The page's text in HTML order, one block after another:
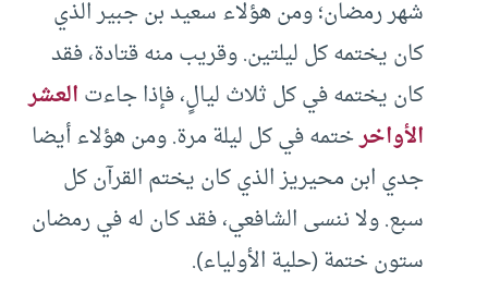
شهر رمضان؛ ومن هؤلاء سعيد بن جبير الذي
كان يختمه كل ليلتين. وقريب منه قتادة، فقد
كان يختمه في كل ثلاث ليالٍ، فإذا جاءتالعشر
الأواخرختمه في كل ليلة مرة. ومن هؤلاء أيضا
جدي ابن محيريز الذي كان يختم القرآن كل
سبع. ولا ننسى الشافعي، فقد كان له في رمضان
ستون ختمة (حلية الأولياء).